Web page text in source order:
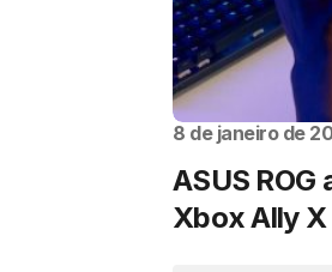
8 de janeiro de
ASUS ROG
Xbox Ally X